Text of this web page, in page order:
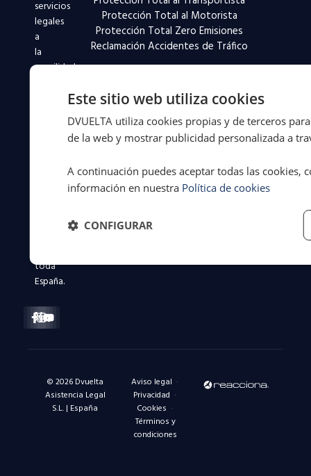
servicios
legales
a
la
movilidad
defendiendo
toda
España.
Facebook-
f
X-
twitter
Instagram
Linkedin-
in
Youtube
Protección Total al Motorista
Protección Total Zero Emisiones
Reclamación Accidentes de Tráfico
© 2026 Dvuelta
Asistencia Legal
S.L. | España
Aviso legal ·
Privacidad ·
Cookies ·
Términos y
condiciones
Este sitio web utiliza cookies
DVUELTA utiliza cookies propias y de terceros
de la web y mostrar publicidad personalizada a
A continuación puedes aceptar todas las cookies,
información en nuestra Política de cookies
CONFIGURAR